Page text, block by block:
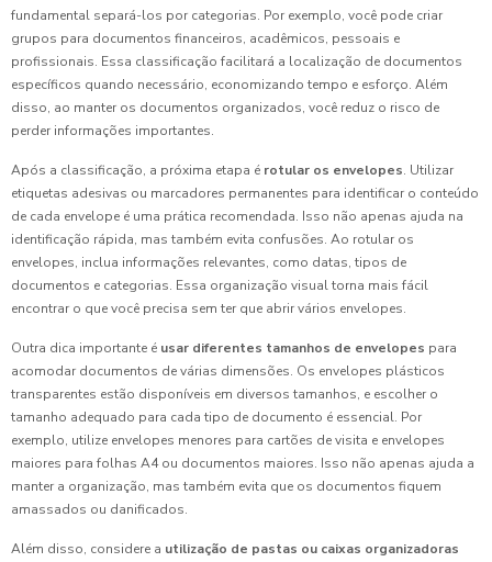
fundamental separá-los por categorias. Por exemplo, você pode criar
grupos para documentos financeiros, acadêmicos, pessoais e
profissionais. Essa classificação facilitará a localização de documentos
específicos quando necessário, economizando tempo e esforço. Além
disso, ao manter os documentos organizados, você reduz o risco de
perder informações importantes.
Após a classificação, a próxima etapa é rotular os envelopes. Utilizar
etiquetas adesivas ou marcadores permanentes para identificar o conteúdo
de cada envelope é uma prática recomendada. Isso não apenas ajuda na
identificação rápida, mas também evita confusões. Ao rotular os
envelopes, inclua informações relevantes, como datas, tipos de
documentos e categorias. Essa organização visual torna mais fácil
encontrar o que você precisa sem ter que abrir vários envelopes.
Outra dica importante é usar diferentes tamanhos de envelopes para
acomodar documentos de várias dimensões. Os envelopes plásticos
transparentes estão disponíveis em diversos tamanhos, e escolher o
tamanho adequado para cada tipo de documento é essencial. Por
exemplo, utilize envelopes menores para cartões de visita e envelopes
maiores para folhas A4 ou documentos maiores. Isso não apenas ajuda a
manter a organização, mas também evita que os documentos fiquem
amassados ou danificados.
Além disso, considere a utilização de pastas ou caixas organizadoras